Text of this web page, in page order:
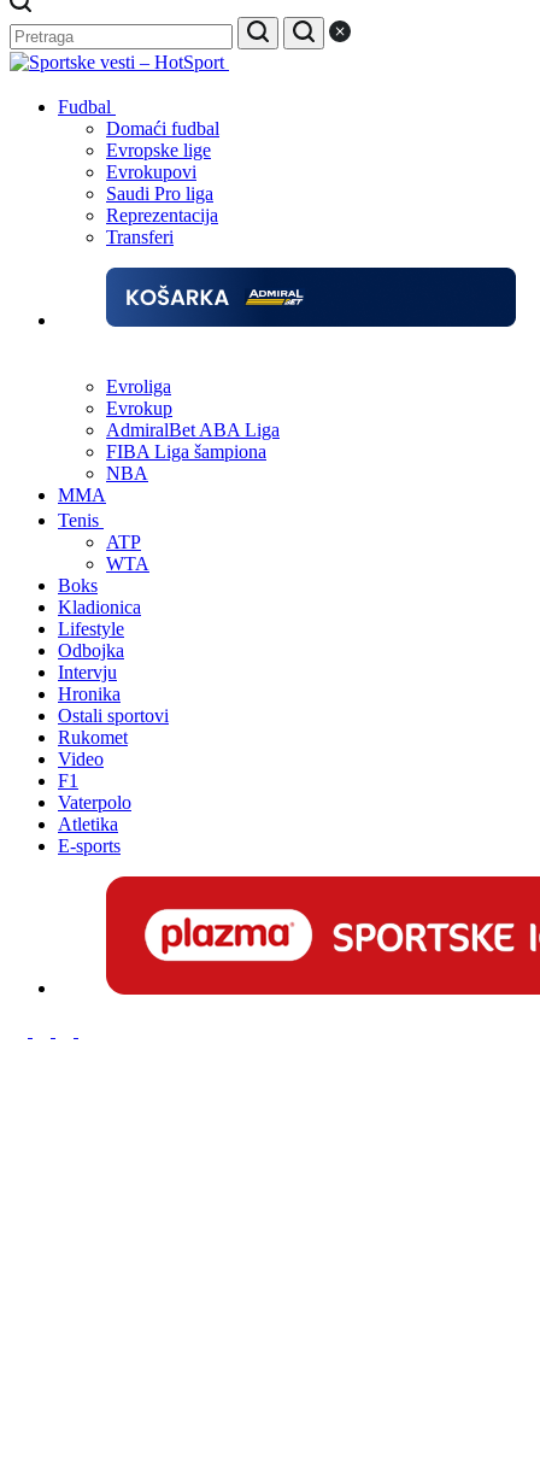
Fudbal
Domaći fudbal
Evropske lige
Evrokupovi
Saudi Pro liga
Reprezentacija
Transferi
Evroliga
Evrokup
AdmiralBet ABA Liga
FIBA Liga šampiona
NBA
MMA
Tenis
ATP
WTA
Boks
Kladionica
Lifestyle
Odbojka
Intervju
Hronika
Ostali sportovi
Rukomet
Video
F1
Vaterpolo
Atletika
E-sports